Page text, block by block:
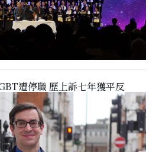
遭停職 歷上訴七年獲平反